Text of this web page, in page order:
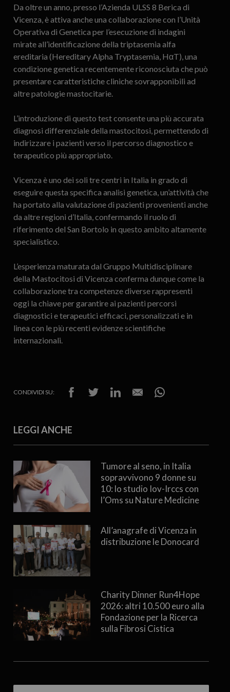
Da oltre un anno, presso l’Azienda ULSS 8 Berica di
Vicenza, è attiva anche una collaborazione con l’Unità
Operativa di Genetica per l’esecuzione di indagini
mirate all’identificazione della triptasemia alfa
ereditaria (Hereditary Alpha Tryptasemia, HαT), una
condizione genetica recentemente riconosciuta che può
presentare caratteristiche cliniche sovrapponibili ad
altre patologie mastocitarie.
L’introduzione di questo test consente una più accurata
diagnosi differenziale della mastocitosi, permettendo di
indirizzare i pazienti verso il percorso diagnostico e
terapeutico più appropriato.
Vicenza è uno dei soli tre centri in Italia in grado di
eseguire questa specifica analisi genetica, un’attività che
ha portato alla valutazione di pazienti provenienti anche
da altre regioni d’Italia, confermando il ruolo di
riferimento del San Bortolo in questo ambito altamente
specialistico.
L’esperienza maturata dal Gruppo Multidisciplinare
della Mastocitosi di Vicenza conferma dunque come la
collaborazione tra competenze diverse rappresenti
oggi la chiave per garantire ai pazienti percorsi
diagnostici e terapeutici efficaci, personalizzati e in
linea con le più recenti evidenze scientifiche
internazionali.
CONDIVIDI SU:
LEGGI ANCHE
Tumore al seno, in Italia
sopravvivono 9 donne su
10: lo studio Iov-Irccs con
l’Oms su Nature Medicine
All’anagrafe di Vicenza in
distribuzione le Donocard
Charity Dinner Run4Hope
2026: altri 10.500 euro alla
Fondazione per la Ricerca
sulla Fibrosi Cistica